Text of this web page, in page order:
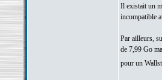
Il existait un
incompatible
Par ailleurs,
de 7,99 Go
pour un